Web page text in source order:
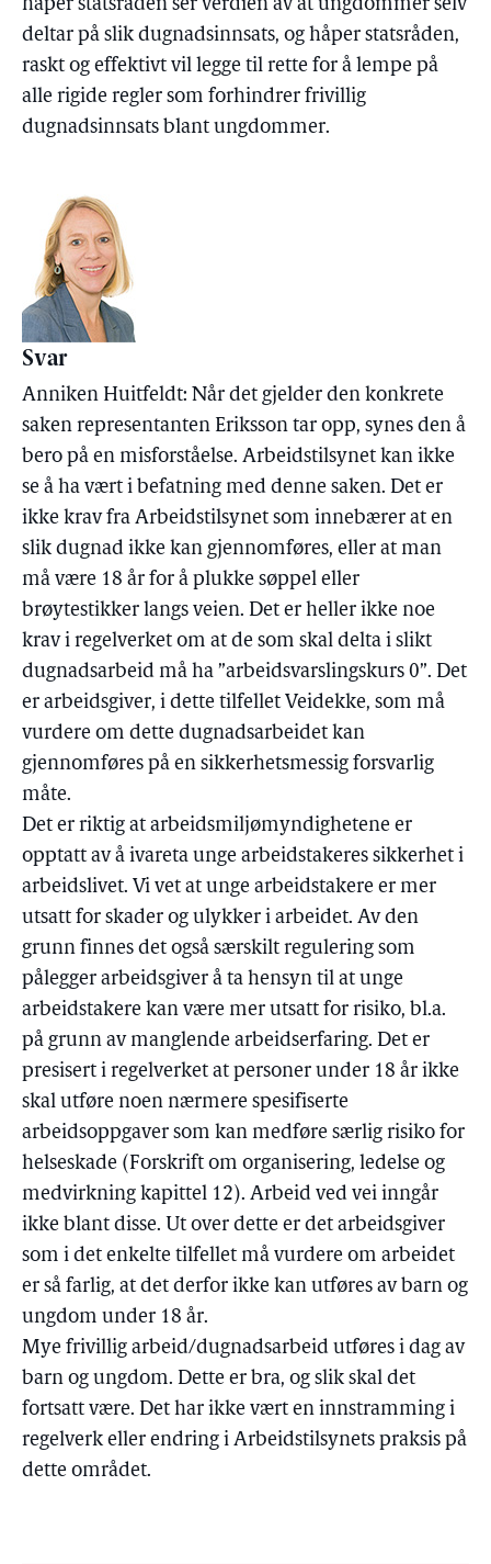
håper statsråden ser verdien av at ungdommer selv
deltar på slik dugnadsinnsats, og håper statsråden,
raskt og effektivt vil legge til rette for å lempe på
alle rigide regler som forhindrer frivillig
dugnadsinnsats blant ungdommer.
Svar
Anniken Huitfeldt: Når det gjelder den konkrete
saken representanten Eriksson tar opp, synes den å
bero på en misforståelse. Arbeidstilsynet kan ikke
se å ha vært i befatning med denne saken. Det er
ikke krav fra Arbeidstilsynet som innebærer at en
slik dugnad ikke kan gjennomføres, eller at man
må være 18 år for å plukke søppel eller
brøytestikker langs veien. Det er heller ikke noe
krav i regelverket om at de som skal delta i slikt
dugnadsarbeid må ha ”arbeidsvarslingskurs 0”. Det
er arbeidsgiver, i dette tilfellet Veidekke, som må
vurdere om dette dugnadsarbeidet kan
gjennomføres på en sikkerhetsmessig forsvarlig
måte.
Det er riktig at arbeidsmiljømyndighetene er
opptatt av å ivareta unge arbeidstakeres sikkerhet i
arbeidslivet. Vi vet at unge arbeidstakere er mer
utsatt for skader og ulykker i arbeidet. Av den
grunn finnes det også særskilt regulering som
pålegger arbeidsgiver å ta hensyn til at unge
arbeidstakere kan være mer utsatt for risiko, bl.a.
på grunn av manglende arbeidserfaring. Det er
presisert i regelverket at personer under 18 år ikke
skal utføre noen nærmere spesifiserte
arbeidsoppgaver som kan medføre særlig risiko for
helseskade (Forskrift om organisering, ledelse og
medvirkning kapittel 12). Arbeid ved vei inngår
ikke blant disse. Ut over dette er det arbeidsgiver
som i det enkelte tilfellet må vurdere om arbeidet
er så farlig, at det derfor ikke kan utføres av barn og
ungdom under 18 år.
Mye frivillig arbeid/dugnadsarbeid utføres i dag av
barn og ungdom. Dette er bra, og slik skal det
fortsatt være. Det har ikke vært en innstramming i
regelverk eller endring i Arbeidstilsynets praksis på
dette området.